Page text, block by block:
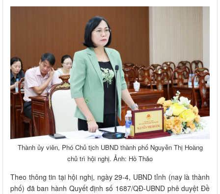
Thành ủy viên, Phó Chủ tịch UBND thành phố Nguyễn Thị Hoàng
chủ trì hội nghị. Ảnh: Hồ Thảo
Theo thông tin tại hội nghị, ngày 29-4, UBND tỉnh (nay là thành
phố) đã ban hành Quyết định số 1687/QĐ-UBND phê duyệt Đề